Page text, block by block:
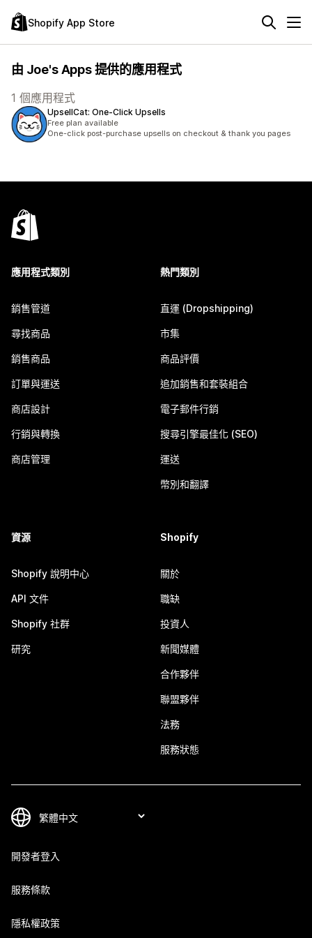
Shopify App Store
由 Joe's Apps 提供的應用程式
1 個應用程式
UpsellCat: One‑Click Upsells
Free plan available
One-click post-purchase upsells on checkout & thank you pages
應用程式類別
銷售管道
尋找商品
銷售商品
訂單與運送
商店設計
行銷與轉換
商店管理
熱門類別
直運 (Dropshipping)
市集
商品評價
追加銷售和套裝組合
電子郵件行銷
搜尋引擎最佳化 (SEO)
運送
幣別和翻譯
資源
Shopify 說明中心
API 文件
Shopify 社群
研究
Shopify
關於
職缺
投資人
新聞媒體
合作夥伴
聯盟夥伴
法務
服務狀態
開發者登入
服務條款
隱私權政策